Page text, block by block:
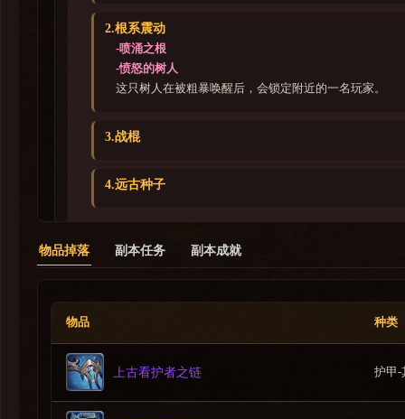
2.根系震动
-喷涌之根
-愤怒的树人
这只树人在被粗暴唤醒后，会锁定附近的一名玩家。
3.战棍
4.远古种子
物品掉落 副本任务 副本成就
物品 种类
上古看护者之链 护甲-